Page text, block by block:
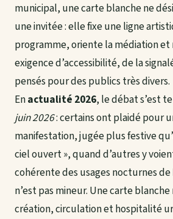
municipal, une carte blanche ne
une invitée : elle fixe une ligne
programme, oriente la médiation
exigence d’accessibilité, de la
pensés pour des publics très divers.
Enactualité 2026, le débat s’est
juin 2026: certains ont plaidé pour
manifestation, jugée plus festive
ciel ouvert », quand d’autres y
cohérente des usages nocturnes de
n’est pas mineur. Une carte
création, circulation et hospitalité